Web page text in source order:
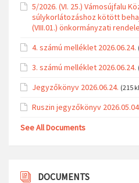
5/2026. (VI. 25.) Vámosújfalu
súlykorlátozáshoz kötött
(VIII.01.) önkormányzati
4. számú melléklet 2026.06.24.
3. számú melléklet 2026.06.24.
Jegyzőkönyv 2026.06.24. (215
Ruszin jegyzőkönyv
See All Documents
DOCUMENTS